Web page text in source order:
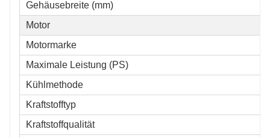
Gehäusebreite (mm)
Motor
Motormarke
Maximale Leistung (PS)
Kühlmethode
Kraftstofftyp
Kraftstoffqualität